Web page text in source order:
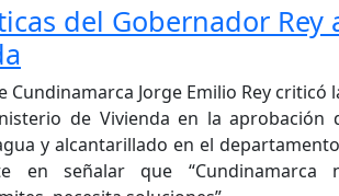
del Gobernador Rey
Cundinamarca Jorge Emilio Rey criticó
de Vivienda en la aprobación
y alcantarillado en el
en señalar que “Cundinamarca